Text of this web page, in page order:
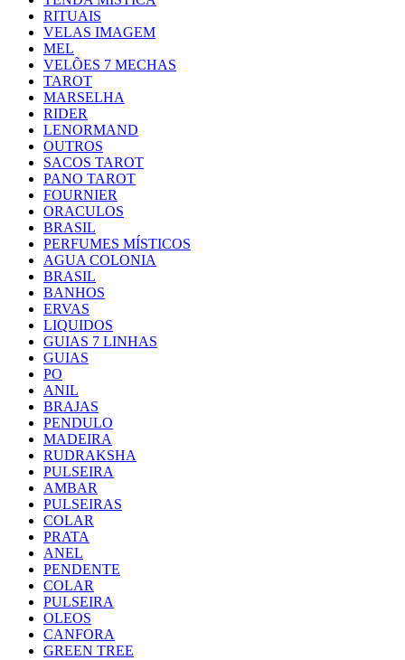
RITUAIS
VELAS IMAGEM
MEL
VELÕES 7 MECHAS
TAROT
MARSELHA
RIDER
LENORMAND
OUTROS
SACOS TAROT
PANO TAROT
FOURNIER
ORACULOS
BRASIL
PERFUMES MÍSTICOS
AGUA COLONIA
BRASIL
BANHOS
ERVAS
LIQUIDOS
GUIAS 7 LINHAS
GUIAS
PO
ANIL
BRAJAS
PENDULO
MADEIRA
RUDRAKSHA
PULSEIRA
AMBAR
PULSEIRAS
COLAR
PRATA
ANEL
PENDENTE
COLAR
PULSEIRA
OLEOS
CANFORA
GREEN TREE